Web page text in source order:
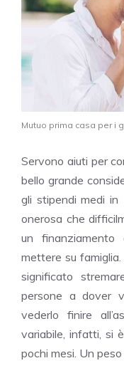
Mutuo prima casa per i
Servono aiuti per
bello grande
gli stipendi medi
onerosa che
un finanziamento
mettere su
significato
persone a dover
vederlo finire
variabile, infatti, si
pochi mesi. Un